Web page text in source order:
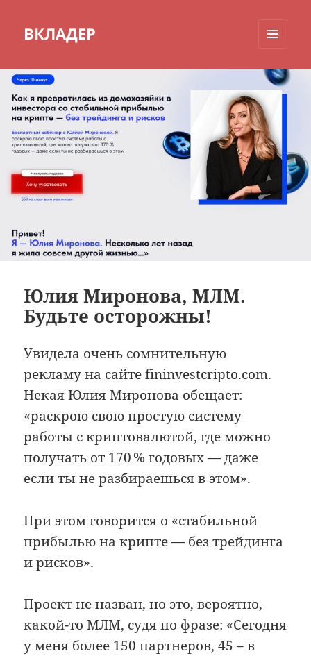
ВКЛАДЕР
ВИДЖЕТЫ
Юлия Миронова, МЛМ.
Будьте осторожны!
Увидела очень сомнительную
рекламу на сайте fininvestcripto.com.
Некая Юлия Миронова обещает:
«раскрою свою простую систему
работы с криптовалютой, где можно
получать от 170 % годовых — даже
если ты не разбираешься в этом».
При этом говорится о «стабильной
прибылью на крипте — без трейдинга
и рисков».
Проект не назван, но это, вероятно,
какой-то МЛМ, судя по фразе: «Сегодня
у меня более 150 партнеров, 45 – в